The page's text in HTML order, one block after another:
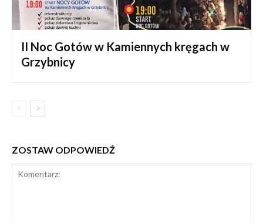
II Noc Gotów w Kamiennych kręgach w
Grzybnicy
ZOSTAW ODPOWIEDŹ